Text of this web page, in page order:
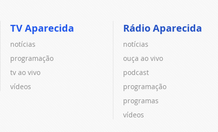
TV Aparecida
notícias
programação
tv ao vivo
vídeos
Rádio Aparecida
notícias
ouça ao vivo
podcast
programação
programas
vídeos